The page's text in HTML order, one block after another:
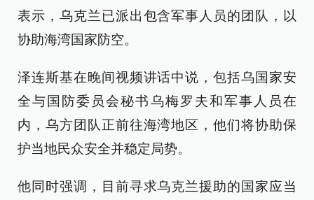
表示，乌克兰已派出包含军事人员的团队，以
协助海湾国家防空。
泽连斯基在晚间视频讲话中说，包括乌国家安
全与国防委员会秘书乌梅罗夫和军事人员在
内，乌方团队正前往海湾地区，他们将协助保
护当地民众安全并稳定局势。
他同时强调，目前寻求乌克兰援助的国家应当